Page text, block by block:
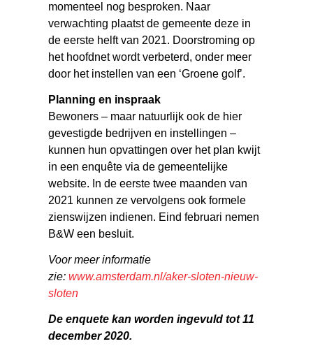
momenteel nog besproken. Naar
verwachting plaatst de gemeente deze in
de eerste helft van 2021. Doorstroming op
het hoofdnet wordt verbeterd, onder meer
door het instellen van een ‘Groene golf’.
Planning en inspraak
Bewoners – maar natuurlijk ook de hier
gevestigde bedrijven en instellingen –
kunnen hun opvattingen over het plan kwijt
in een enquête via de gemeentelijke
website. In de eerste twee maanden van
2021 kunnen ze vervolgens ook formele
zienswijzen indienen. Eind februari nemen
B&W een besluit.
Voor meer informatie
zie:www.amsterdam.nl/aker-sloten-nieuw-
sloten
De enquete kan worden ingevuld tot 11
december 2020.